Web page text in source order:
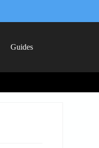
Guides